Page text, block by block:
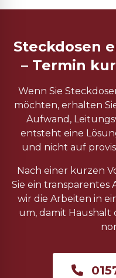
Steckdosen
– Termin
Wenn Sie
möchten, erhalten
Aufwand,
entsteht eine
und nicht auf
Nach einer kurzen
Sie ein transparentes
wir die Arbeiten in
um, damit Haushalt